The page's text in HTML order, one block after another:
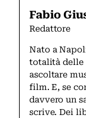
Fabio
Redattore
Nato a
totalità delle
ascoltare
film. E, se
davvero un
scrive. Dei